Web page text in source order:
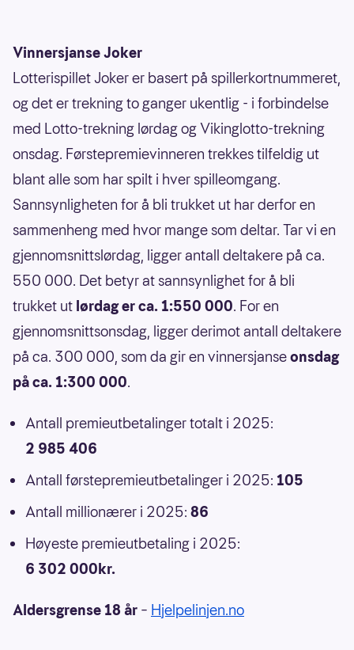
Vinnersjanse Joker
Lotterispillet Joker er basert på spillerkortnummeret,
og det er trekning to ganger ukentlig - i forbindelse
med Lotto-trekning lørdag og Vikinglotto-trekning
onsdag. Førstepremievinneren trekkes tilfeldig ut
blant alle som har spilt i hver spilleomgang.
Sannsynligheten for å bli trukket ut har derfor en
sammenheng med hvor mange som deltar. Tar vi en
gjennomsnittslørdag, ligger antall deltakere på ca.
550 000. Det betyr at sannsynlighet for å bli
trukket ut lørdag er ca. 1:550 000. For en
gjennomsnittsonsdag, ligger derimot antall deltakere
på ca. 300 000, som da gir en vinnersjanseonsdag
på ca. 1:300 000.
Antall premieutbetalinger totalt i 2025:
2 985 406
Antall førstepremieutbetalinger i 2025: 105
Antall millionærer i 2025: 86
Høyeste premieutbetaling i 2025:
6 302 000kr.
Aldersgrense 18 år – Hjelpelinjen.no